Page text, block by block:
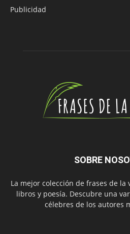
Publicidad
SOBRE
La mejor colección de frases de la
libros y poesía. Descubre una
célebres de los autores